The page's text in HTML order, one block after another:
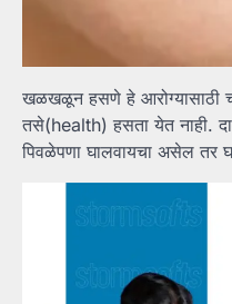
खळखळून हसणे हे आरोग्यासाठी
तसे(health) हसता येत नाही.
पिवळेपणा घालवायचा असेल तर